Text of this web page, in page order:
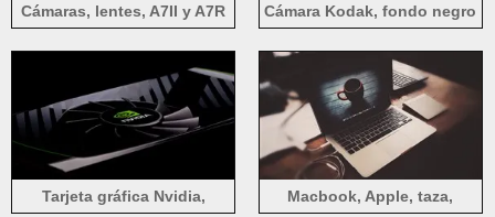
Cámaras, lentes, A7II y A7R
Cámara Kodak, fondo negro
Tarjeta gráfica Nvidia,
Macbook, Apple, taza,